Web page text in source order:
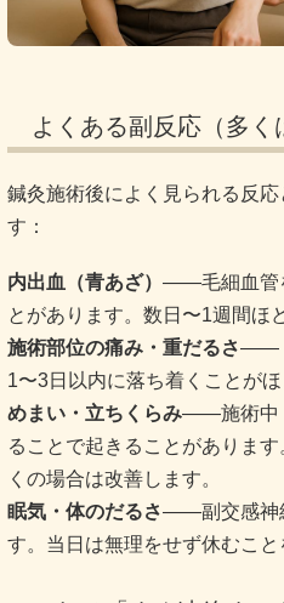
よくある副反応（多く
鍼灸施術後によく見られる反
す：
内出血（青あざ） ——毛細血管
とがあります。数日〜1週間ほ
施術部位の痛み・重だるさ——
1〜3日以内に落ち着くことがほ
めまい・立ちくらみ——施術中
ることで起きることがありま
くの場合は改善します。
眠気・体のだるさ——副交感神
す。当日は無理をせず休むこと